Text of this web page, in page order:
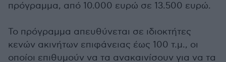
πρόγραμμα, από 10.000 ευρώ σε 13.500 ευρώ.
Το πρόγραμμα απευθύνεται σε ιδιοκτήτες
κενών ακινήτων επιφάνειας έως 100 τ.μ., οι
οποίοι επιθυμούν να τα ανακαινίσουν για να τα